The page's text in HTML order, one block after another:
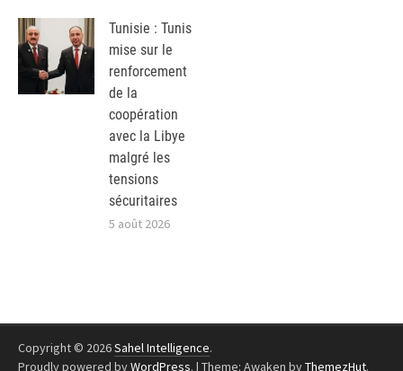
Tunisie : Tunis
mise sur le
renforcement
de la
coopération
avec la Libye
malgré les
tensions
sécuritaires
5 août 2026
Copyright © 2026Sahel Intelligence.
Proudly powered byWordPress. | Theme: Awaken byThemezHut.